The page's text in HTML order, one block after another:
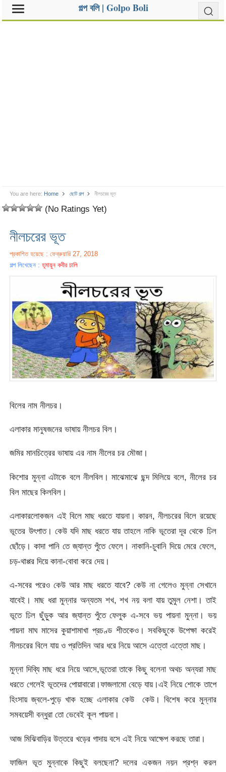
গল্প বলি | Golpo Boli
You are here: Home ছোট গল্প নীলচরের ভূত
(No Ratings Yet)
নীলচরের ভূত
প্রকাশিত হয়েছে : ফেব্রুয়ারি 27, 2018
গল্প লিখেছেন :হূমায়ুন কবীর ঢালি
বিলের নাম নীলচর।
এলাকার মানুষজনের ভাষায় নীলচর বিল।
জমির মানচিত্রের ভাষায় এর নাম নীলের চর মৌজা।
কিশোর মুন্না এটাকে বলে নীলবিল। মাঝেমাঝে ছন্দ মিলিয়ে বলে, নীলের চর
বিল মাছের কিলবিল।
এলাকারলোকজন এই বিলে মাছ ধরতে যায়না। কারন, নীলচরের বিলে রয়েছে
ভূতের উৎপাত। কেউ যদি মাছ ধরতে যায় তাহলে নাকি ভূতেরা দূর থেকে ঢিল
ছোঁড়ে। কাদা পানি তে জ্যান্ত পুঁতে ফেলে। নাকানি-চুবানি দিয়ে মেরে ফেলে,
চড়-থাপ্পর দিয়ে কানা-বোবা করে দেয়।
এ-সবের পরেও কেউ আর মাছ ধরতে যাবে? কেউ না গেলেও মুন্না সেখানে
যাবেই। মাছ ধরা মুন্নার অন্যতম শখ, শখ নয় বলা যায় তুমুল নেশা। তাই
ভূতে ঢিল ছুঁড়ুক আর জ্যান্ত পুঁতে ফেলুক এ-সবে ভয় পায়না মুন্না। ভয়
পায়না মাঘ মাসের কুয়াশামাখা প্রচণ্ড শীতকেও। সবকিছুকে উপেক্ষা করেই
নীলচরের বিলে যায় ও প্রতিদিন আর ধরে নিয়ে আসে এত্তো এত্তো মাছ।
মুন্না দিব্যি মাছ ধরে নিয়ে আসে,ভূতেরা তাকে কিছু বলেনা অথচ অন্যরা মাছ
ধরতে গেলেই ভূতদের পোয়াবারো।ফাজলামো বেড়ে যায়।এই নিয়ে শোকে তাপে
হিংসায় জ্বলে-পুড়ে খাক হচ্ছে এলাকার কেউ কেউ। বিশেষ করে মুন্নার
সমবয়েসী বন্ধুরা তো ভেবেই কূল পায়না।
আজ মিঝিবাড়ির উত্তরে খড়ের গাদায় বসে এই নিয়ে আক্ষেপ করছে তারা।
ফাজিল ভূত মুন্নাকে কিছুই বলছেনা? দলের একজন নয়ন প্রশ্ন করল